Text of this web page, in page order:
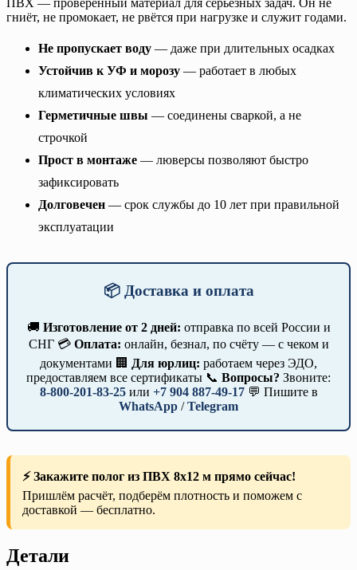
ПВХ — проверенный материал для серьёзных задач. Он не
гниёт, не промокает, не рвётся при нагрузке и служит годами.
Не пропускает воду — даже при длительных осадках
Устойчив к УФ и морозу — работает в любых
климатических условиях
Герметичные швы — соединены сваркой, а не
строчкой
Прост в монтаже — люверсы позволяют быстро
зафиксировать
Долговечен — срок службы до 10 лет при правильной
эксплуатации
📦 Доставка и оплата
🚚 Изготовление от 2 дней: отправка по всей России и
СНГ 💳 Оплата: онлайн, безнал, по счёту — с чеком и
документами 🏢 Для юрлиц: работаем через ЭДО,
предоставляем все сертификаты 📞 Вопросы? Звоните:
8-800-201-83-25или +7 904 887-49-17💬 Пишите в
WhatsApp /Telegram
⚡ Закажите полог из ПВХ 8х12 м прямо сейчас!
Пришлём расчёт, подберём плотность и поможем с
доставкой — бесплатно.
Детали